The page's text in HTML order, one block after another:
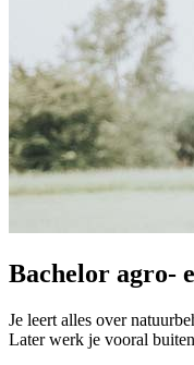
Bachelor agro-
Je leert alles over
Later werk je vooral